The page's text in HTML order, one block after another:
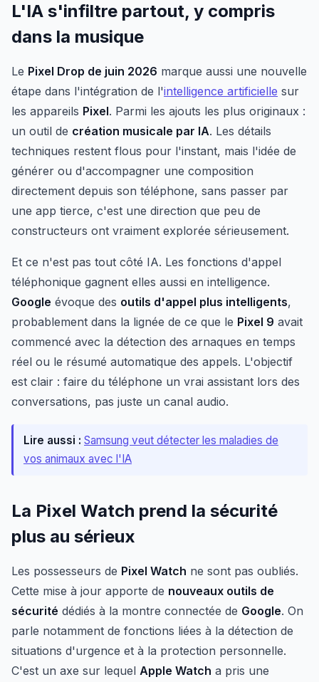
L'IA s'infiltre partout, y compris
dans la musique
Le Pixel Drop de juin 2026 marque aussi une nouvelle
étape dans l'intégration de l'intelligence artificielle sur
les appareils Pixel. Parmi les ajouts les plus originaux :
un outil de création musicale par IA. Les détails
techniques restent flous pour l'instant, mais l'idée de
générer ou d'accompagner une composition
directement depuis son téléphone, sans passer par
une app tierce, c'est une direction que peu de
constructeurs ont vraiment explorée sérieusement.
Et ce n'est pas tout côté IA. Les fonctions d'appel
téléphonique gagnent elles aussi en intelligence.
Google évoque des outils d'appel plus intelligents,
probablement dans la lignée de ce que le Pixel 9 avait
commencé avec la détection des arnaques en temps
réel ou le résumé automatique des appels. L'objectif
est clair : faire du téléphone un vrai assistant lors des
conversations, pas juste un canal audio.
Lire aussi : Samsung veut détecter les maladies de
vos animaux avec l'IA
La Pixel Watch prend la sécurité
plus au sérieux
Les possesseurs de Pixel Watch ne sont pas oubliés.
Cette mise à jour apporte de nouveaux outils de
sécurité dédiés à la montre connectée de Google. On
parle notamment de fonctions liées à la détection de
situations d'urgence et à la protection personnelle.
C'est un axe sur lequel Apple Watch a pris une